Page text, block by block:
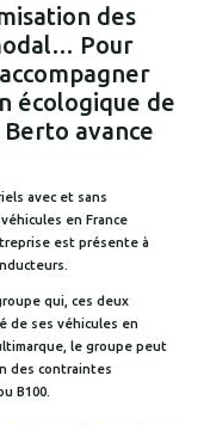
des
Pour
écologique de
avance
avec et sans
en France
est présente à
qui, ces deux
de ses véhicules en
le groupe peut
des contraintes
B100.